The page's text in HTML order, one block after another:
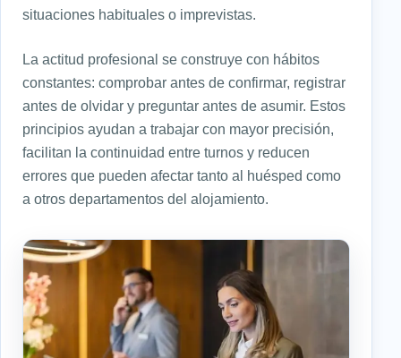
situaciones habituales o imprevistas.
La actitud profesional se construye con hábitos
constantes: comprobar antes de confirmar, registrar
antes de olvidar y preguntar antes de asumir. Estos
principios ayudan a trabajar con mayor precisión,
facilitan la continuidad entre turnos y reducen
errores que pueden afectar tanto al huésped como
a otros departamentos del alojamiento.